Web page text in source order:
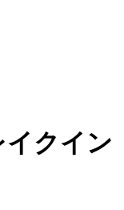
イクイン